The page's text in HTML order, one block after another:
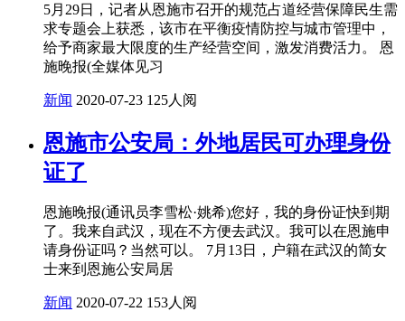
5月29日，记者从恩施市召开的规范占道经营保障民生需
求专题会上获悉，该市在平衡疫情防控与城市管理中，
给予商家最大限度的生产经营空间，激发消费活力。 恩
施晚报(全媒体见习
新闻 2020-07-23 125人阅
恩施市公安局：外地居民可办理身份
证了
恩施晚报(通讯员李雪松·姚希)您好，我的身份证快到期
了。我来自武汉，现在不方便去武汉。我可以在恩施申
请身份证吗？当然可以。 7月13日，户籍在武汉的简女
士来到恩施公安局居
新闻 2020-07-22 153人阅